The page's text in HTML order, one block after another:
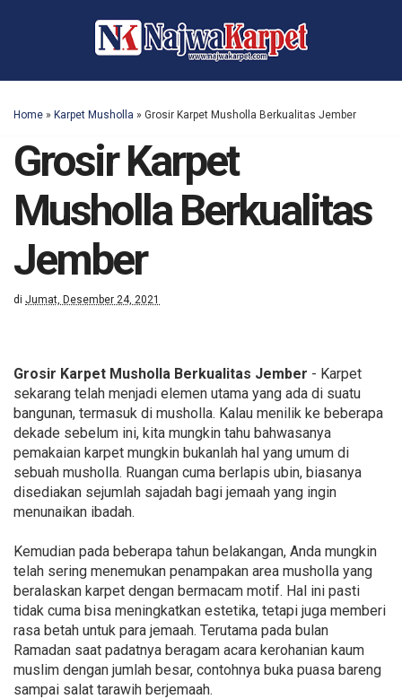
Home » Karpet Musholla » Grosir Karpet Musholla Berkualitas Jember
Grosir Karpet
Musholla Berkualitas
Jember
di Jumat, Desember 24, 2021
Grosir Karpet Musholla Berkualitas Jember - Karpet
sekarang telah menjadi elemen utama yang ada di suatu
bangunan, termasuk di musholla. Kalau menilik ke beberapa
dekade sebelum ini, kita mungkin tahu bahwasanya
pemakaian karpet mungkin bukanlah hal yang umum di
sebuah musholla. Ruangan cuma berlapis ubin, biasanya
disediakan sejumlah sajadah bagi jemaah yang ingin
menunaikan ibadah.
Kemudian pada beberapa tahun belakangan, Anda mungkin
telah sering menemukan penampakan area musholla yang
beralaskan karpet dengan bermacam motif. Hal ini pasti
tidak cuma bisa meningkatkan estetika, tetapi juga memberi
rasa betah untuk para jemaah. Terutama pada bulan
Ramadan saat padatnya beragam acara kerohanian kaum
muslim dengan jumlah besar, contohnya buka puasa bareng
sampai salat tarawih berjemaah.